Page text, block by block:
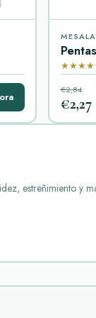
€2,84
€2,27
estreñimiento y
categoría, hay